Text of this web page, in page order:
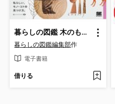
暮らしの図鑑 木のもの 楽しむ工夫×木工作家・ブランド27× 基礎知識
暮らしの図鑑編集部作
電子書籍
借りる